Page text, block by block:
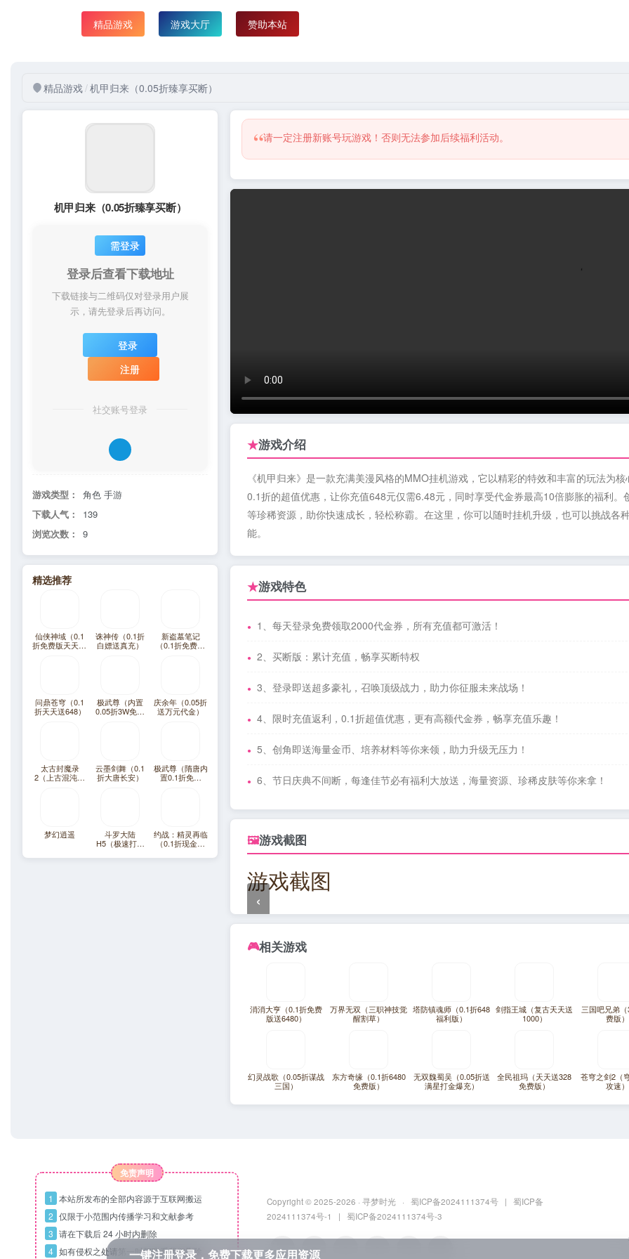
精品游戏
精品游戏/机甲归来（0.05折臻享买断）
机甲归来（0.05折臻享买断）
需登录
登录后查看下载地址
下载链接与二维码仅对登录用户展
示，请先登录后再访问。
登录
注册
社交账号登录
游戏类型：
角色 手游
下载人气：
139
浏览次数：
9
精选推荐
仙侠神域（0.1
折免费版天天10
诛神传（0.1折
白嫖送真充）
新盗墓笔记
（0.1折免费版
问鼎苍穹（0.1
折天天送648）
极武尊（内置
0.05折3W免费
庆余年（0.05折
送万元代金）
太古封魔录
2（上古混沌20
云墨剑舞（0.1
折大唐长安）
极武尊（隋唐内
置0.1折免费
梦幻逍遥
斗罗大陆
H5（极速打金
约战：精灵再临
（0.1折现金免
“请一定注册新账号玩游戏！否则无法参加后续福利活动。
★游戏介绍
《机甲归来》是一款充满美漫风格的MMO挂机游戏，它以精彩的特效和丰富的玩法为
0.1折的超值优惠，让你充值648元仅需6.48元，同时享受代金券最高10倍膨胀的福利
等珍稀资源，助你快速成长，轻松称霸。在这里，你可以随时挂机升级，也可以挑战
能。
★游戏特色
1、每天登录免费领取2000代金券，所有充值都可激活！
2、买断版：累计充值，畅享买断特权
3、登录即送超多豪礼，召唤顶级战力，助力你征服未来战场！
4、限时充值返利，0.1折超值优惠，更有高额代金券，畅享充值乐趣！
5、创角即送海量金币、培养材料等你来领，助力升级无压力！
6、节日庆典不间断，每逢佳节必有福利大放送，海量资源、珍稀皮肤等你来拿！
🖼游戏截图
游戏截图
‹
🎮相关游戏
消消大亨（0.1折免费
版送6480）
万界无双（三职神技觉
醒割草）
塔防镇魂师（0.1折648
福利版）
剑指王城（复古天天送
1000）
三国吧兄弟
费版）
幻灵战歌（0.05折谋战
三国）
东方奇缘（0.1折6480
免费版）
无双魏蜀吴（0.05折送
满星打金爆充）
全民祖玛（天天送328
免费版）
苍穹之剑2（
攻速）
免责声明
1 本站所发布的全部内容源于互联网搬运
2 仅限于小范围内传播学习和文献参考
3 请在下载后 24 小时内删除
4 如有侵权之处请第一时间联系我们删除
Copyright © 2025-2026 · 寻梦时光 · 蜀ICP备2024111374号 |
蜀ICP备
2024111374号-1
| 蜀ICP备2024111374号-3
一键注册登录，免费下载更多应用资源